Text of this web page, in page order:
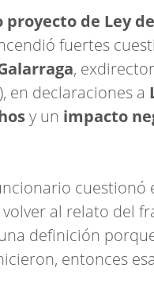
proyecto de Ley
fuertes
,
), en declaraciones a
y un impacto
al relato del
definición
entonces